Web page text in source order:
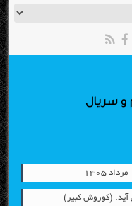
و سریال
آید. (کوروش کبیر)